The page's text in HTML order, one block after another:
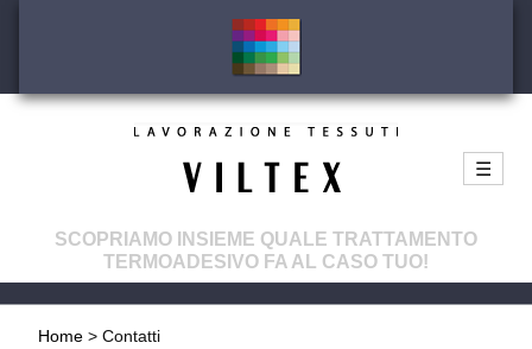
☰
SCOPRIAMO INSIEME QUALE TRATTAMENTO
TERMOADESIVO FA AL CASO TUO!
Home > Contatti